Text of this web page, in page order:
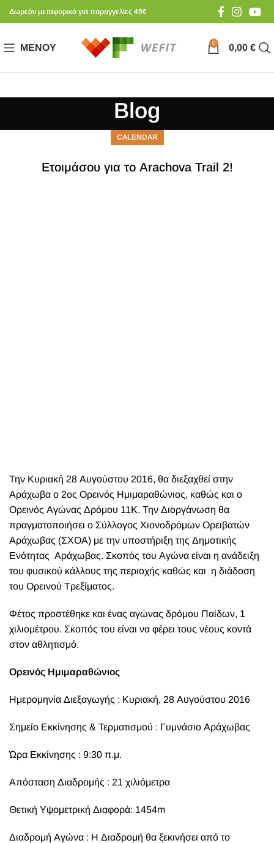
Δωρεάν μεταφορικά για παραγγελίες 49€
ΜΕΝΟΎ 0 0,00 €
Blog
CALENDAR
Ετοιμάσου για το Arachova Trail 2!
Την Κυριακή 28 Αυγούστου 2016, θα διεξαχθεί στην
Αράχωβα ο 2ος Ορεινός Ημιμαραθώνιος, καθώς και ο
Ορεινός Αγώνας Δρόμου 11Κ. Την Διοργάνωση θα
πραγματοποιήσει ο Σύλλογος Χιονοδρόμων Ορειβατών
Αράχωβας (ΣΧΟΑ) με την υποστήριξη της Δημοτικής
Eνότητας Αράχωβας. Σκοπός του Αγώνα είναι η ανάδειξη
του φυσικού κάλλους της περιοχής καθώς και η διάδοση
του Ορεινού Τρεξίματος.
Φέτος προστέθηκε και ένας αγώνας δρόμου Παίδων, 1
χιλιομέτρου. Σκοπός του είναι να φέρει τους νέους κοντά
στον αθλητισμό.
Ορεινός Ημιμαραθώνιος
Ημερομηνία Διεξαγωγής : Κυριακή, 28 Αυγούστου 2016
Σημείο Εκκίνησης & Τερματισμού : Γυμνάσιο Αράχωβας
Ώρα Εκκίνησης : 9:30 π.μ.
Απόσταση Διαδρομής : 21 χιλιόμετρα
Θετική Υψομετρική Διαφορά: 1454m
Διαδρομή Αγώνα : Η Διαδρομή θα ξεκινήσει από το